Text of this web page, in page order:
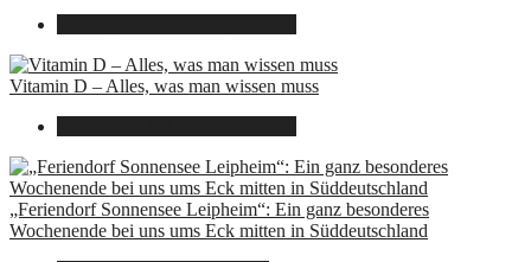
Vitamin D – Alles, was man wissen muss
„Feriendorf Sonnensee Leipheim“: Ein ganz besonderes
Wochenende bei uns ums Eck mitten in Süddeutschland